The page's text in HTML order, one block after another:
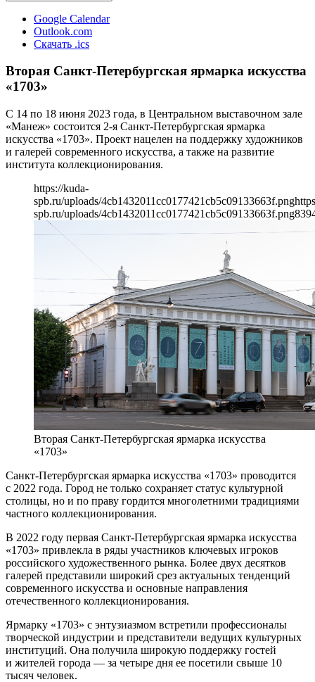
Google Calendar
Outlook.com
Скачать .ics
Вторая Санкт-Петербургская ярмарка искусства
«1703»
С 14 по 18 июня 2023 года, в Центральном выставочном зале
«Манеж» состоится 2-я Санкт-Петербургская ярмарка
искусства «1703». Проект нацелен на поддержку художников
и галерей современного искусства, а также на развитие
института коллекционирования.
https://kuda-
spb.ru/uploads/4cb1432011cc0177421cb5c09133663f.png
spb.ru/uploads/4cb1432011cc0177421cb5c09133663f.png839
Вторая Санкт-Петербургская ярмарка искусства
«1703»
Санкт-Петербургская ярмарка искусства «1703» проводится
с 2022 года. Город не только сохраняет статус культурной
столицы, но и по праву гордится многолетними традициями
частного коллекционирования.
В 2022 году первая Санкт-Петербургская ярмарка искусства
«1703» привлекла в ряды участников ключевых игроков
российского художественного рынка. Более двух десятков
галерей представили широкий срез актуальных тенденций
современного искусства и основные направления
отечественного коллекционирования.
Ярмарку «1703» с энтузиазмом встретили профессионалы
творческой индустрии и представители ведущих культурных
институций. Она получила широкую поддержку гостей
и жителей города — за четыре дня ее посетили свыше 10
тысяч человек.